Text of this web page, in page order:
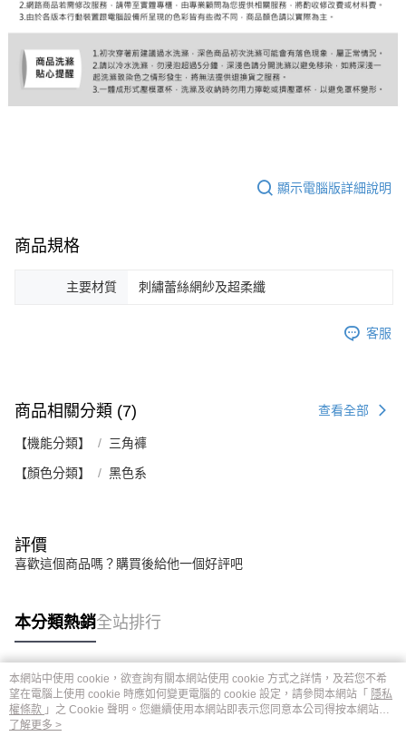
顯示電腦版詳細說明
商品規格
主要材質 刺繡蕾絲網紗及超柔纖
客服
商品相關分類 (7) 查看全部
【機能分類】 三角褲
【顏色分類】 黑色系
評價
喜歡這個商品嗎？購買後給他一個好評吧
本分類熱銷全站排行
熱門標籤
本網站中使用 cookie，欲查詢有關本網站使用 cookie 方式之詳情，及若您不希
望在電腦上使用 cookie 時應如何變更電腦的 cookie 設定，請參閱本網站「 隱私
權條款 」之 Cookie 聲明。您繼續使用本網站即表示您同意本公司得按本網站使
用條款之 Cookie 聲明使用 cookie。
了解更多 >